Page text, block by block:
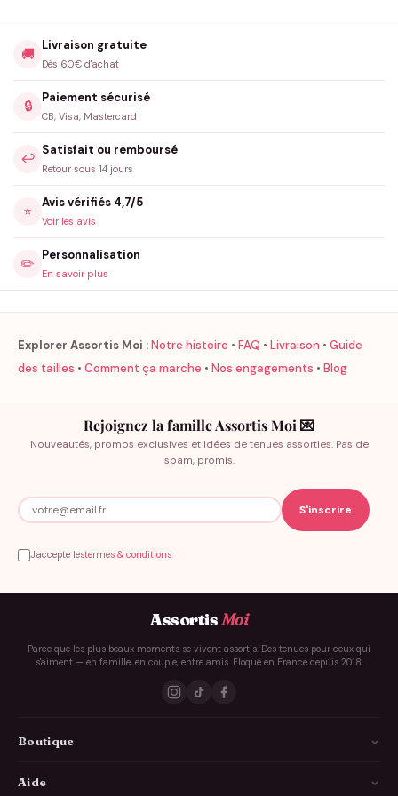
🚚
Livraison gratuite
Dès 60€ d'achat
🔒
Paiement sécurisé
CB, Visa, Mastercard
↩️
Satisfait ou remboursé
Retour sous 14 jours
⭐
Avis vérifiés 4,7/5
Voir les avis
✏️
Personnalisation
En savoir plus
Explorer Assortis Moi :Notre histoire • FAQ • Livraison • Guide
des tailles • Comment ça marche • Nos engagements • Blog
Rejoignez la famille Assortis Moi 💌
Nouveautés, promos exclusives et idées de tenues assorties. Pas de
spam, promis.
J'accepte lestermes & conditions
AssortisMoi
Parce que les plus beaux moments se vivent assortis. Des tenues pour ceux qui
s'aiment — en famille, en couple, entre amis. Floqué en France depuis 2018.
Boutique
Aide